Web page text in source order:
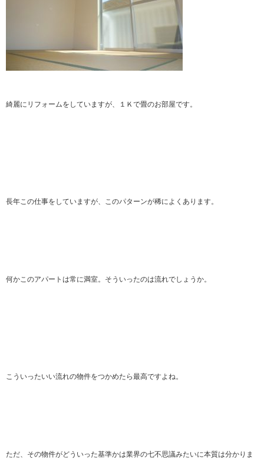
綺麗にリフォームをしていますが、１Ｋで畳のお部屋です。
長年この仕事をしていますが、このパターンが稀によくあります。
何かこのアパートは常に満室。そういったのは流れでしょうか。
こういったいい流れの物件をつかめたら最高ですよね。
ただ、その物件がどういった基準かは業界の七不思議みたいに本質は分かりま